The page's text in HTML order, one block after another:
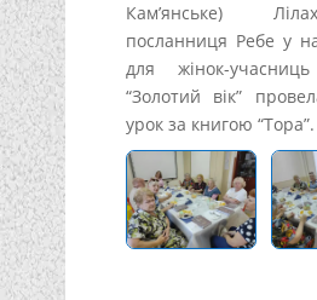
Кам’янське)
посланниця Ребе у
для жінок-
“Золотий вік”
урок за книгою “Тора”.